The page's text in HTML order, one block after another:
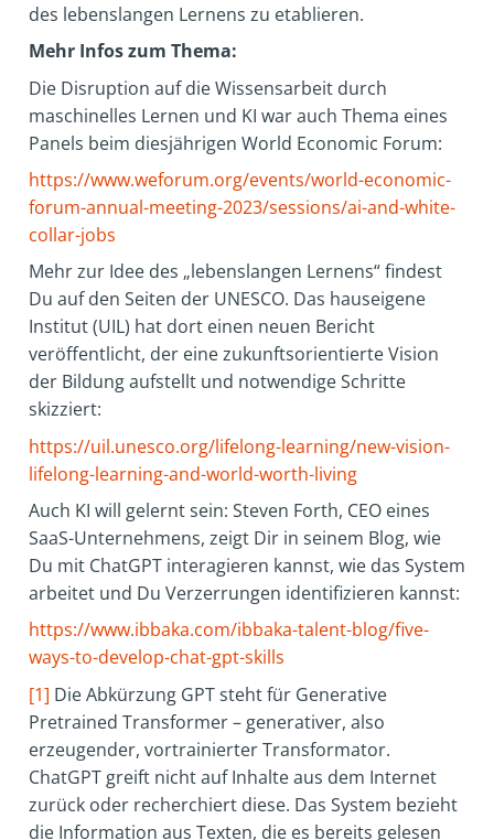
des lebenslangen Lernens zu etablieren.
Mehr Infos zum Thema:
Die Disruption auf die Wissensarbeit durch
maschinelles Lernen und KI war auch Thema eines
Panels beim diesjährigen World Economic Forum:
https://www.weforum.org/events/world-economic-
forum-annual-meeting-2023/sessions/ai-and-white-
collar-jobs
Mehr zur Idee des „lebenslangen Lernens“ findest
Du auf den Seiten der UNESCO. Das hauseigene
Institut (UIL) hat dort einen neuen Bericht
veröffentlicht, der eine zukunftsorientierte Vision
der Bildung aufstellt und notwendige Schritte
skizziert:
https://uil.unesco.org/lifelong-learning/new-vision-
lifelong-learning-and-world-worth-living
Auch KI will gelernt sein: Steven Forth, CEO eines
SaaS-Unternehmens, zeigt Dir in seinem Blog, wie
Du mit ChatGPT interagieren kannst, wie das System
arbeitet und Du Verzerrungen identifizieren kannst:
https://www.ibbaka.com/ibbaka-talent-blog/five-
ways-to-develop-chat-gpt-skills
[1] Die Abkürzung GPT steht für Generative
Pretrained Transformer – generativer, also
erzeugender, vortrainierter Transformator.
ChatGPT greift nicht auf Inhalte aus dem Internet
zurück oder recherchiert diese. Das System bezieht
die Information aus Texten, die es bereits gelesen